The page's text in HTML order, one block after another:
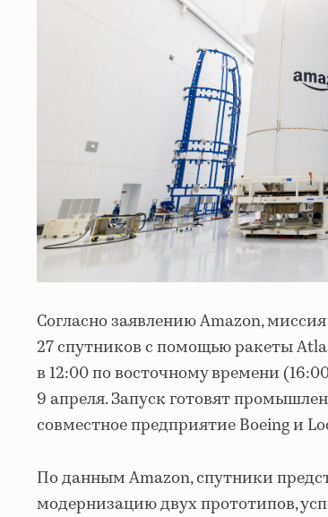
Согласно заявлению Amazon,
27 спутников с помощью ракеты
в 12:00 по восточному времени
9 апреля. Запуск готовят
совместное предприятие Boeing и
По данным Amazon, спутники
модернизацию двух прототипов,